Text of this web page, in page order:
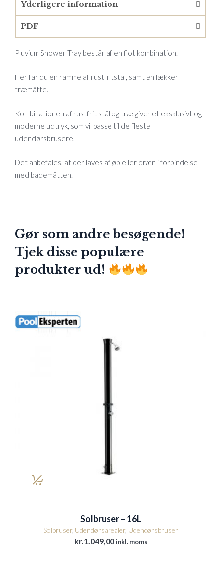
Yderligere information
PDF
Pluvium Shower Tray består af en flot kombination.
Her får du en ramme af rustfritstål, samt en lækker
træmåtte.
Kombinationen af rustfrit stål og træ giver et eksklusivt og
moderne udtryk, som vil passe til de fleste
udendørsbrusere.
Det anbefales, at der laves afløb eller dræn i forbindelse
med bademåtten.
Gør som andre besøgende!
Tjek disse populære
produkter ud!
Solbruser – 16L
Solbruser, Udendørsarealer, Udendørsbruser
kr.1.049,00 inkl. moms